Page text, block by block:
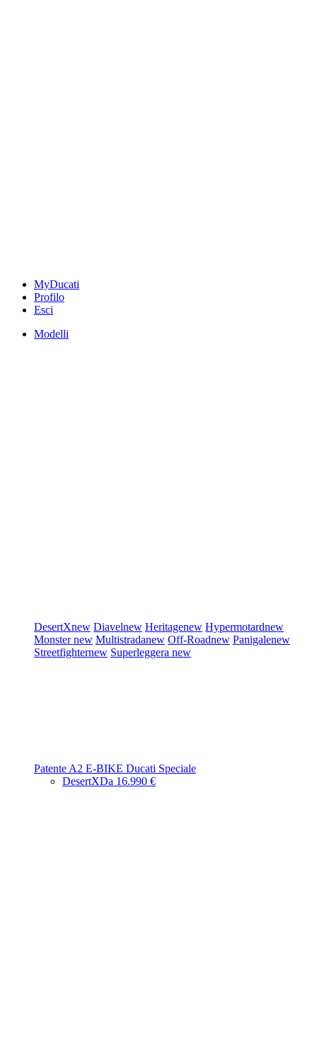
MyDucati
Profilo
Esci
Modelli
DesertXnew Diavelnew Heritagenew Hypermotardnew
Monsternew Multistradanew Off-Roadnew Panigalenew
Streetfighternew Superleggera new
Patente A2 E-BIKE Ducati Speciale
DesertXDa 16.990 €